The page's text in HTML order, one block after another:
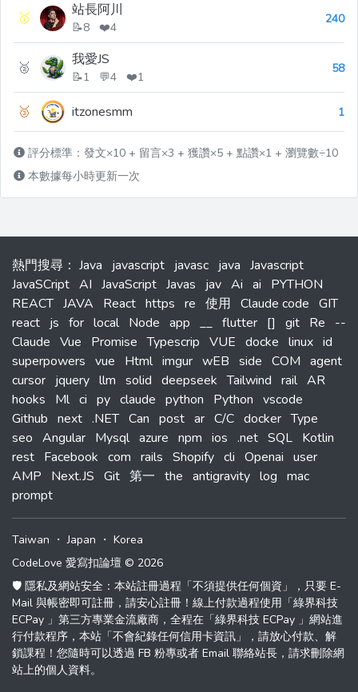
🥇 站長阿川
📝8 ❤️4
240
🥈 我愛JS
📝1 💬4 ❤️1
58
🥉 itzonesmm 1
評分標準：發文×10 + 留言×3 + 獲讚×5 + 點讚×1 + 瀏覽數÷10
本數據每小時更新一次
熱門搜尋 ： Java javascript javasc java Javascript
JavaSCript AI JavaScript Javas jav Ai ai
PYTHON
REACT JAVA React https re 使用 Claude code GIT
react js for local Node app __ flutter [] git Re
--
Claude Vue Promise Typescrip VUE docke linux id
superpowers vue Html imgur wEB side COM agent
cursor jquery llm solid deepseek Tailwind rail AR
hooks
Ml ci py claude python Python vscode
Github next .NET Can post ar C/C docker Type
seo Angular Mysql azure npm ios .net SQL Kotlin
rest Facebook com rails Shopify cli Openai user
AMP
Next.JS Git 第一 the antigravity log mac
prompt
Taiwan ・Japan ・ Korea
CodeLove 愛寫扣論壇 © 2026
🛡️ 隱私及網站安全：本站註冊過程「不須提供任何個資」，只要 E-
Mail 與帳密即可註冊，請安心註冊！線上付款過程使用「綠界科技
ECPay 」第三方專業金流廠商，全程在「綠界科技 ECPay 」網站進
行付款程序，本站「不會紀錄任何信用卡資訊」，請放心付款、解
鎖課程！您隨時可以透過 FB 粉專或者 Email 聯絡站長，請求刪除網
站上的個人資料。